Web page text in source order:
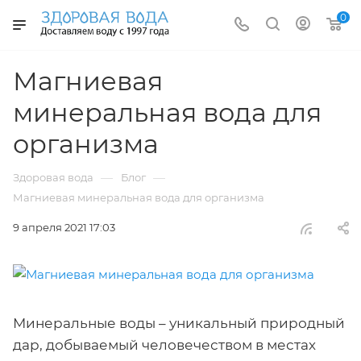
0
Магниевая
минеральная вода для
организма
Здоровая вода — Блог —
Магниевая минеральная вода для организма
9 апреля 2021 17:03
Минеральные воды – уникальный природный
дар, добываемый человечеством в местах